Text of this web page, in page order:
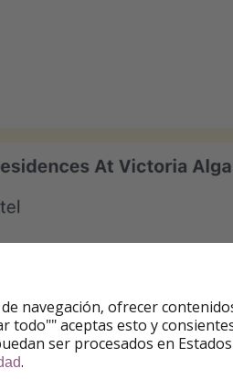
navegación, ofrecer
todo"" aceptas esto y
ser procesados en Estados
.